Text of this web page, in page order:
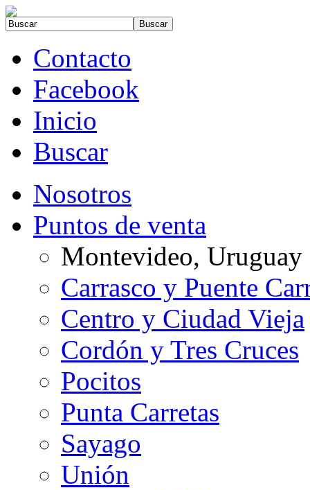
Contacto
Facebook
Inicio
Buscar
Nosotros
Puntos de venta
Montevideo, Uruguay
Carrasco y Puente
Centro y Ciudad Vieja
Cordón y Tres Cruces
Pocitos
Punta Carretas
Sayago
Unión